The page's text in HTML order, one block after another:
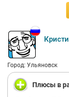
---
Я прошла:
· собеседования,
· одобрение
Город: Ульяновск
Плюсы в